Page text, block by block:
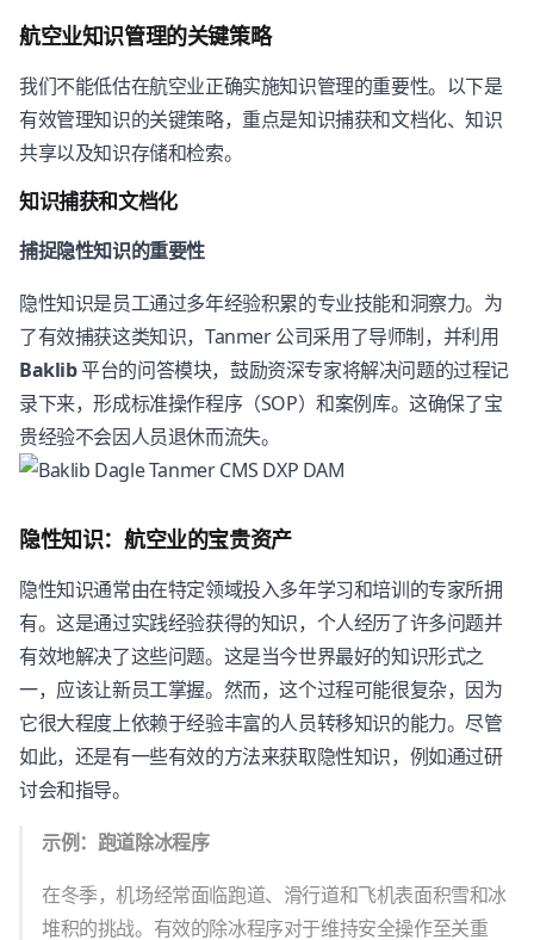
航空业知识管理的关键策略
我们不能低估在航空业正确实施知识管理的重要性。以下是
有效管理知识的关键策略，重点是知识捕获和文档化、知识
共享以及知识存储和检索。
知识捕获和文档化
捕捉隐性知识的重要性
隐性知识是员工通过多年经验积累的专业技能和洞察力。为
了有效捕获这类知识，Tanmer 公司采用了导师制，并利用
Baklib平台的问答模块，鼓励资深专家将解决问题的过程记
录下来，形成标准操作程序（SOP）和案例库。这确保了宝
贵经验不会因人员退休而流失。
隐性知识：航空业的宝贵资产
隐性知识通常由在特定领域投入多年学习和培训的专家所拥
有。这是通过实践经验获得的知识，个人经历了许多问题并
有效地解决了这些问题。这是当今世界最好的知识形式之
一，应该让新员工掌握。然而，这个过程可能很复杂，因为
它很大程度上依赖于经验丰富的人员转移知识的能力。尽管
如此，还是有一些有效的方法来获取隐性知识，例如通过研
讨会和指导。
示例：跑道除冰程序
在冬季，机场经常面临跑道、滑行道和飞机表面积雪和冰
堆积的挑战。有效的除冰程序对于维持安全操作至关重